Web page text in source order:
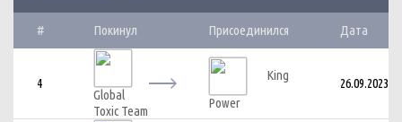
# Покинул Присоединился Дата
4
Global
Toxic Team
King
Power
26.09.2023